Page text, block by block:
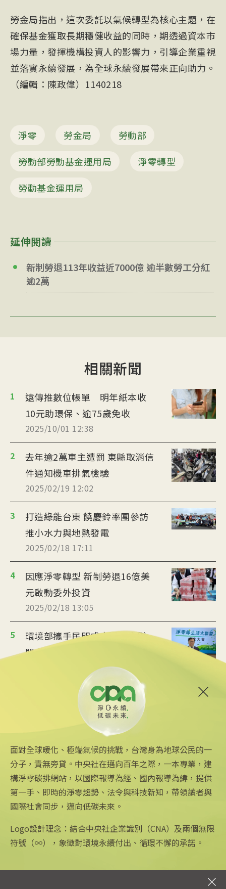
勞金局指出，這次委託以氣候轉型為核心主題，在
確保基金獲取長期穩健收益的同時，期透過資本市
場力量，發揮機構投資人的影響力，引導企業重視
並落實永續發展，為全球永續發展帶來正向助力。
（編輯：陳政偉）1140218
淨零 勞金局
勞動部
勞動部勞動基金運用局
淨零轉型
勞動基金運用局
延伸閱讀
新制勞退113年收益近7000億 逾半數勞工分紅
逾2萬
相關新聞
1
遠傳推數位帳單 明年紙本收
10元助環保、逾75歲免收
2025/10/01 12:38
2
去年逾2萬車主遭罰 東縣取消信
件通知機車排氣檢驗
2025/02/19 12:02
3
打造綠能台東 饒慶鈴率團參訪
推小水力與地熱發電
2025/02/18 17:11
4
因應淨零轉型 新制勞退16億美
元啟動委外投資
2025/02/18 13:05
5
環境部攜手民間成立淨零大聯
盟 為ESG尋求解方
合庫銀創金融業先例 5家分行通過自願減
2025/02/17 20:00
中央社網站
中央通訊社
Focus Taiwan
フォーカス台湾
關注更多
友善連結
Android app 下載
公司簡介
企業識別
公開資訊
面對全球暖化、極端氣候的挑戰，台灣身為地球公民的一
分子，責無旁貸。中央社在邁向百年之際，一本專業，建
構淨零碳排網站，以國際報導為經、國內報導為緯，提供
第一手、即時的淨零趨勢、法令與科技新知，帶領讀者與
國際社會同步，邁向低碳未來。
Logo設計理念：結合中央社企業識別（CNA）及兩個無限
符號（∞），象徵對環境永續付出、循環不懈的承諾。